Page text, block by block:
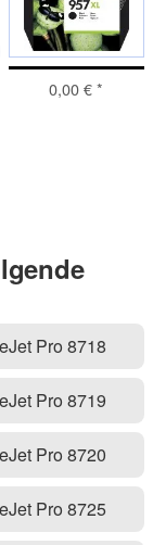
0,00 €*
Pro 8718
Pro 8719
Pro 8720
Pro 8725